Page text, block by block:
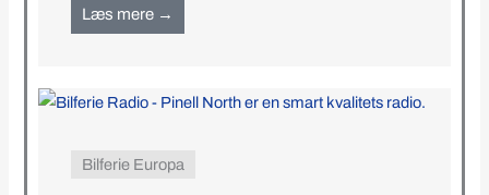
Læs mere →
Bilferie Europa